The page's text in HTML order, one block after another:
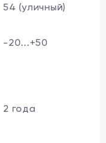
54 (уличный)
-20...+50
2 года